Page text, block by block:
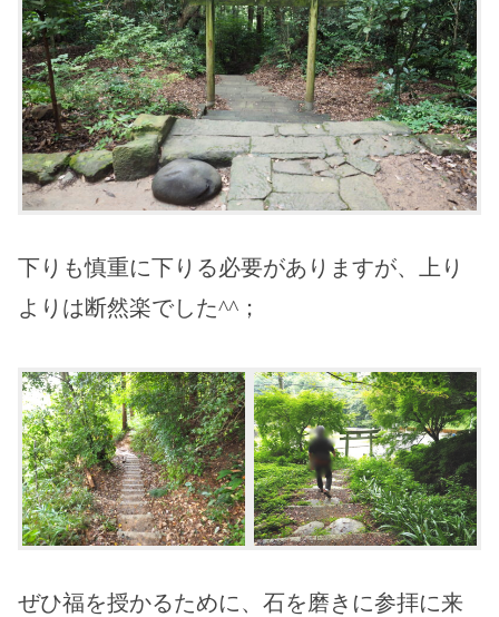
下りも慎重に下りる必要がありますが、上り
よりは断然楽でした^^；
ぜひ福を授かるために、石を磨きに参拝に来